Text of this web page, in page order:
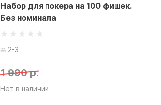
Набор для покера на 100 фишек.
Без номинала
2-3
1 990 р.
Нет в наличии